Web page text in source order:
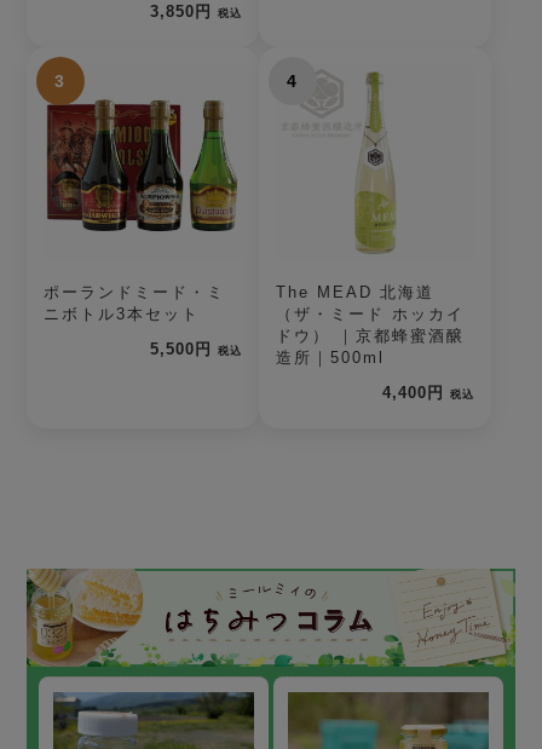
3,850円
税込
3
ポーランドミード・ミ
ニボトル3本セット
5,500円
税込
4
The MEAD 北海道
（ザ・ミード ホッカイ
ドウ） ｜京都蜂蜜酒醸
造所｜500ml
4,400円
税込